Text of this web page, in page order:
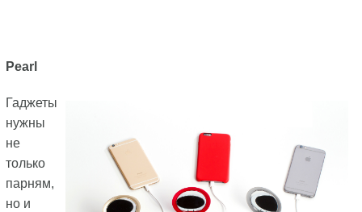
Pearl
Гаджеты
нужны
не
только
парням,
но и